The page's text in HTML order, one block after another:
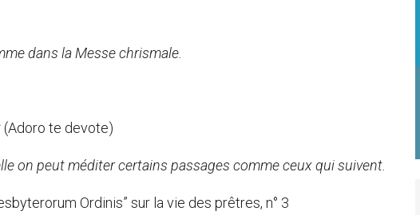
dans la Messe chrismale.
(Adoro te devote)
on peut méditer certains passages comme ceux qui suivent.
Ordinis” sur la vie des prêtres, n° 3